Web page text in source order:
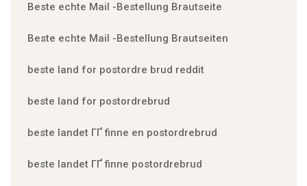
Beste echte Mail -Bestellung Brautseite
Beste echte Mail -Bestellung Brautseiten
beste land for postordre brud reddit
beste land for postordrebrud
beste landet ГҐ finne en postordrebrud
beste landet ГҐ finne postordrebrud